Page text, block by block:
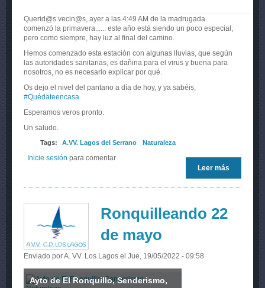
Querid@s vecin@s, ayer a las 4:49 AM de la madrugada
comenzó la primavera...... este año está siendo un poco especial,
pero como siempre, hay luz al final del camino.
Hemos comenzado esta estación con algunas lluvias, que según
las autoridades sanitarias, es dañina para el virus y buena para
nosotros, no es necesario explicar por qué.
Os dejo el nivel del pantano a día de hoy, y ya sabéis,
#Quédateencasa
Esperamos veros pronto.
Un saludo.
Tags: A.VV. Lagos del Serrano Naturaleza
Leer más
está aquí
la
Inicie sesión para comentar
Ronquilleando 22
de mayo
Enviado porA. VV. Los Lagos el Jue, 19/05/2022 - 09:58
Ayto de El Ronquillo, Senderismo,